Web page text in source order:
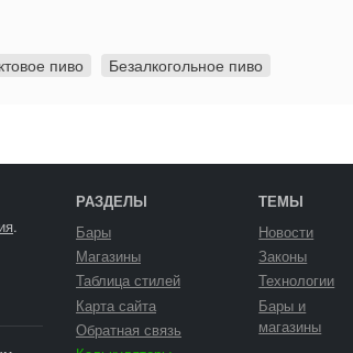
пиво Безалкогольное пиво
.
РАЗДЕЛЫ
Бары
Магазины
Таблица стилей
Карта сайта
Обратная связь
ТЕМЫ
Новости
Законы
Технологии
Бары и
магазины